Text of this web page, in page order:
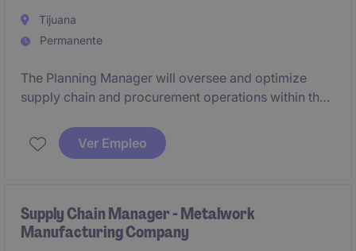
Tijuana
Permanente
The Planning Manager will oversee and optimize
supply chain and procurement operations within the
Tijuana and focuses on driving efficiency and
ensuring seamless production processes.
Ver Empleo
Supply Chain Manager - Metalwork
Manufacturing Company